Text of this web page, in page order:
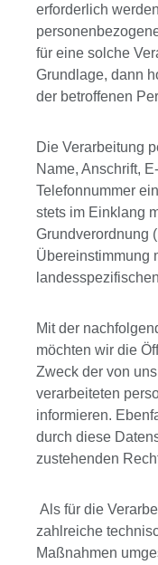
erforderlich
für eine solche
Grundlage, dann
der betroffenen
Die Verarbeitung
Name, Anschrift,
Telefonnummer
stets im Einklang
Grundverordnung
Übereinstimmung
Mit der
möchten wir die
Zweck der von
verarbeiteten
informieren.
durch diese
zustehenden
Als für die
zahlreiche
Maßnahmen